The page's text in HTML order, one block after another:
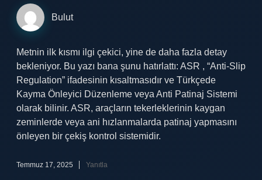
Bulut
Metnin ilk kısmı ilgi çekici, yine de daha fazla detay
bekleniyor. Bu yazı bana şunu hatırlattı: ASR , “Anti-Slip
Regulation” ifadesinin kısaltmasıdır ve Türkçede
Kayma Önleyici Düzenleme veya Anti Patinaj Sistemi
olarak bilinir. ASR, araçların tekerleklerinin kaygan
zeminlerde veya ani hızlanmalarda patinaj yapmasını
önleyen bir çekiş kontrol sistemidir.
Temmuz 17, 2025 Yanıtla